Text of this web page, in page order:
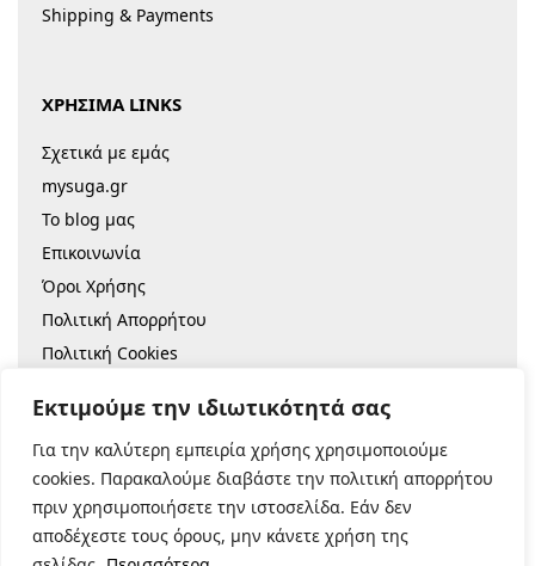
Εκτιμούμε την ιδιωτικότητά σας
Για την καλύτερη εμπειρία χρήσης χρησιμοποιούμε
cookies. Παρακαλούμε διαβάστε την πολιτική απορρήτου
πριν χρησιμοποιήσετε την ιστοσελίδα. Εάν δεν
αποδέχεστε τους όρους, μην κάνετε χρήση της
Shipping & Payments
ΧΡΗΣΙΜΑ LINKS
Σχετικά με εμάς
mysuga.gr
Το blog μας
Επικοινωνία
Όροι Χρήσης
Πολιτική Απορρήτου
Πολιτική Cookies
© 2022 |Κατασκευή Eshop
Ασφαλείς Πληρωμές: